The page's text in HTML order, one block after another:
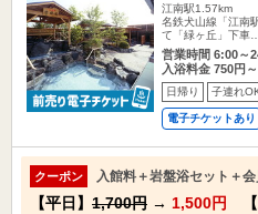
江南駅1.57km
名鉄犬山線「江南
て「緑ヶ丘」下車…
営業時間 6:00～
入浴料金 750円～
日帰り 子連れ
電子チケットあり
クーポン 入館料＋岩盤浴セット＋
【平日】 1,700円 → 1,500円 【